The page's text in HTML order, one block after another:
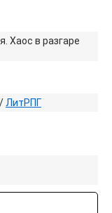
Хаос в разгаре
/ ЛитРПГ